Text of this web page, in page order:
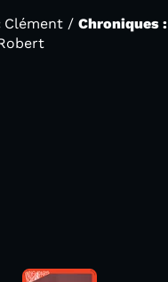
Clément / Chroniques :